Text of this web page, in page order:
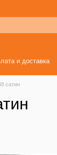
и доставка
сатин